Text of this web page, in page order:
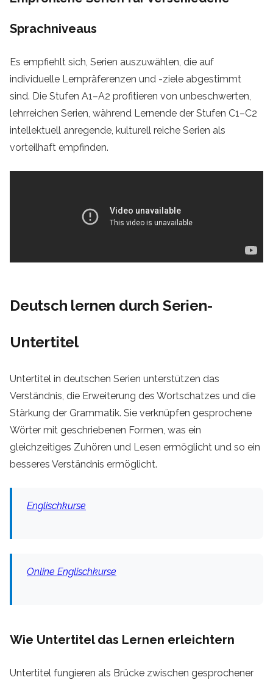
Sprachniveaus
Es empfiehlt sich, Serien auszuwählen, die auf
individuelle Lernpräferenzen und -ziele abgestimmt
sind. Die Stufen A1–A2 profitieren von unbeschwerten,
lehrreichen Serien, während Lernende der Stufen C1–C2
intellektuell anregende, kulturell reiche Serien als
vorteilhaft empfinden.
Deutsch lernen durch Serien-
Untertitel
Untertitel in deutschen Serien unterstützen das
Verständnis, die Erweiterung des Wortschatzes und die
Stärkung der Grammatik. Sie verknüpfen gesprochene
Wörter mit geschriebenen Formen, was ein
gleichzeitiges Zuhören und Lesen ermöglicht und so ein
besseres Verständnis ermöglicht.
Englischkurse
Online Englischkurse
Wie Untertitel das Lernen erleichtern
Untertitel fungieren als Brücke zwischen gesprochener